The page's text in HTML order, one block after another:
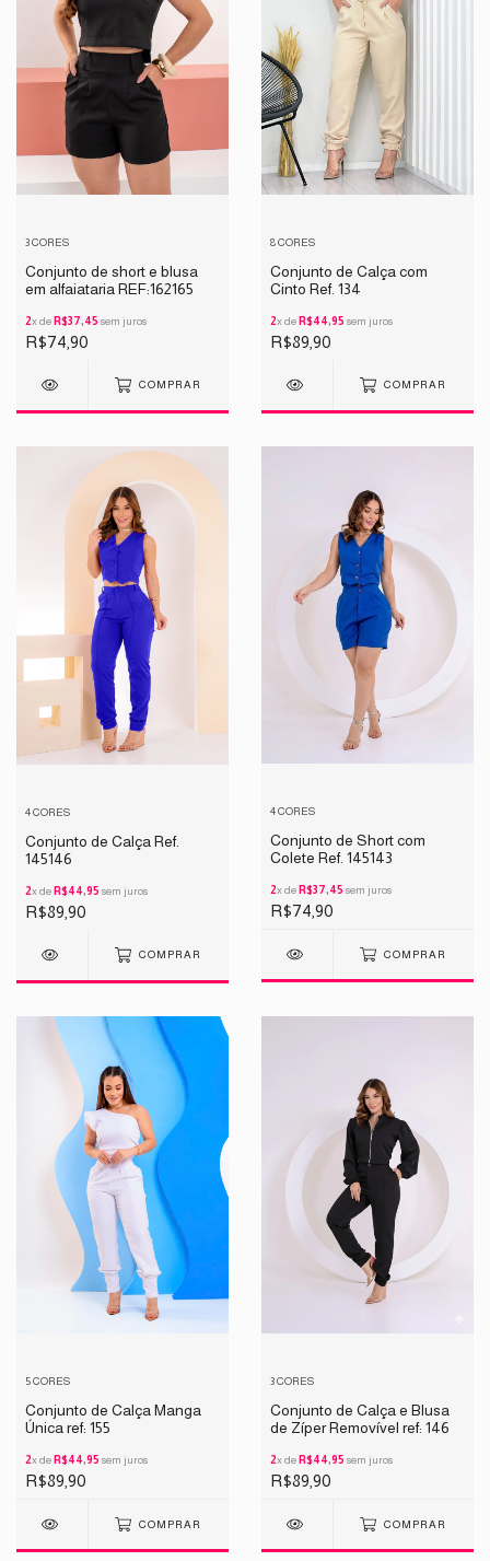
3 CORES
Conjunto de short e blusa
em alfaiataria REF:162165
2x de R$37,45 sem juros
R$74,90
COMPRAR
8 CORES
Conjunto de Calça com
Cinto Ref. 134
2x de R$44,95 sem juros
R$89,90
COMPRAR
4 CORES
Conjunto de Calça Ref.
145146
2x de R$44,95 sem juros
R$89,90
COMPRAR
4 CORES
Conjunto de Short com
Colete Ref. 145143
2x de R$37,45 sem juros
R$74,90
COMPRAR
5 CORES
Conjunto de Calça Manga
Única ref: 155
2x de R$44,95 sem juros
R$89,90
COMPRAR
3 CORES
Conjunto de Calça e Blusa
de Zíper Removível ref: 146
2x de R$44,95 sem juros
R$89,90
COMPRAR